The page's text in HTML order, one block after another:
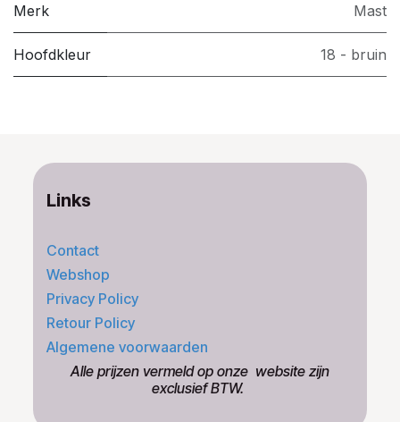
Merk Mast
Hoofdkleur 18 - bruin
Links
Contact
Webshop
Privacy Policy
Retour Policy
Algemene voorwaarden
​Alle prijzen vermeld op onze ​website zijn
exclusief BTW.